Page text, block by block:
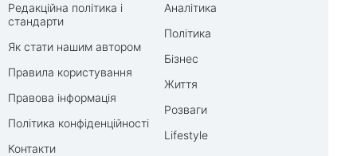
Редакційна політика і
стандарти
Як стати нашим автором
Правила користування
Правова інформація
Політика конфіденційності
Контакти
Аналітика
Політика
Бізнес
Життя
Розваги
Lifestyle